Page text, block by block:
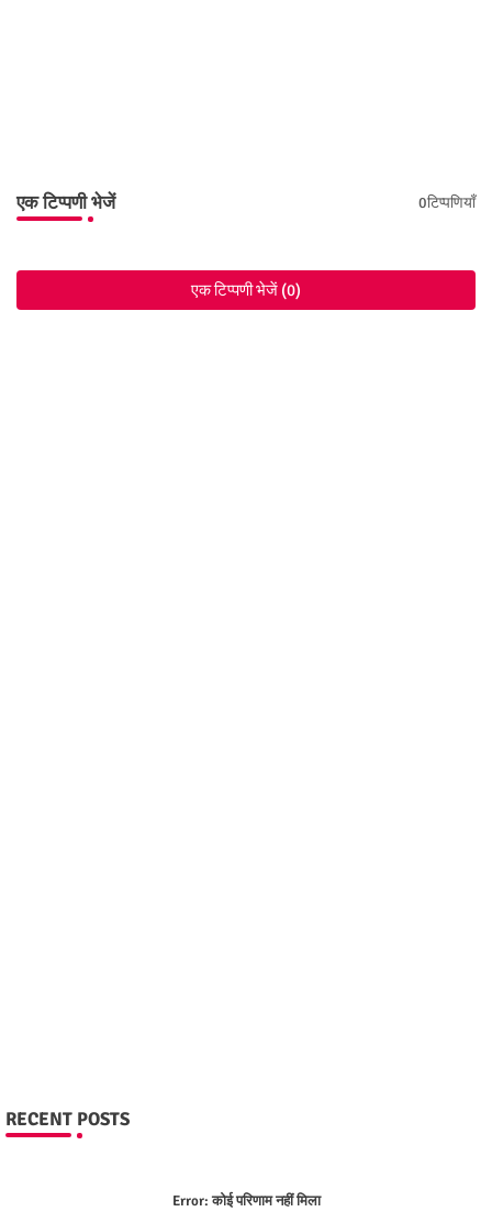
एक टिप्पणी भेजें 0टिप्पणियाँ
एक टिप्पणी भेजें (0)
RECENT POSTS
Error:कोई परिणाम नहीं मिला